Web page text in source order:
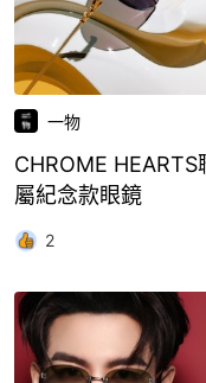
一物
CHROME
屬紀念款眼鏡
2